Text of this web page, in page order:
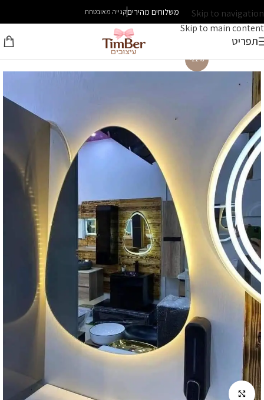
Skip to navigation
Skip to main content
משלוחים מהיריםקנייה מאובטחת
תפריט
-22%
לחץ להגדלה